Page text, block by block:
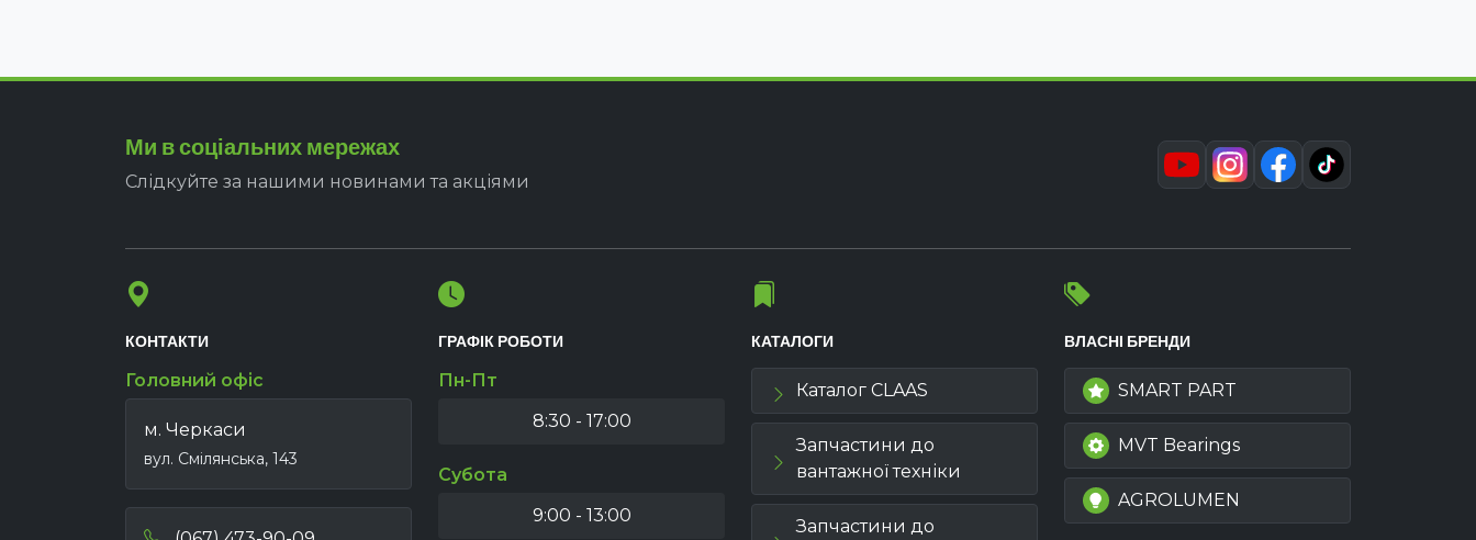
Ми в соціальних мережах
Слідкуйте за нашими новинами та акціями
КОНТАКТИ
Головний офіс
м. Черкаси
вул. Смілянська, 143
ГРАФІК РОБОТИ
Пн-Пт
8:30 - 17:00
Субота
9:00 - 13:00
КАТАЛОГИ
Каталог CLAAS
Запчастини до
вантажної техніки
Запчастини до
ВЛАСНІ БРЕНДИ
SMART PART
MVT Bearings
AGROLUMEN